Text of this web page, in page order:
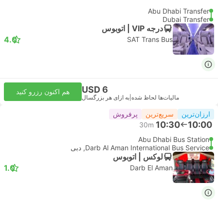
Abu Dhabi Transfer
Dubai Transfer
درجه VIP | اتوبوس
SAT Trans Bus
4.0
USD 6
مالیات‌ها لحاظ شده به ازای هر بزرگسال
هم اکنون رزرو کنید
ارزان‌ترین سریع‌ترین پرفروش
10:00
10:30
30m
Abu Dhabi Bus Station
Darb Al Aman International Bus Service, دبی
لوکس | اتوبوس
Darb El Aman
1.0